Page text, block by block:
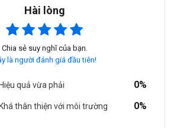
Hài lòng
Chia sẻ suy nghĩ của bạn.
là người đánh giá đầu tiên!
Hiệu quả vừa phải
0%
Khá thân thiện với môi trường 0%